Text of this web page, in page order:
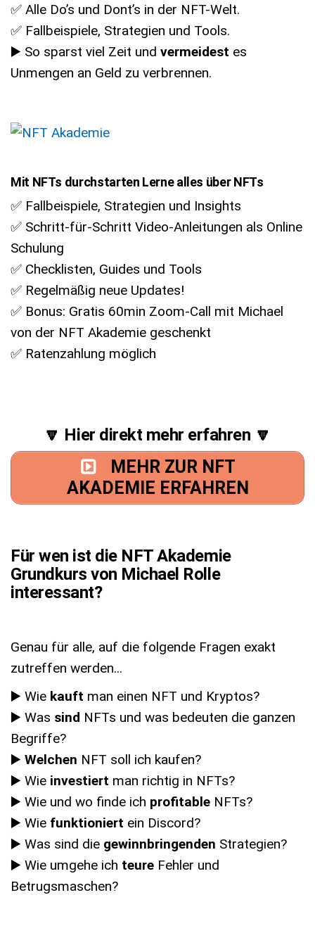
✅ Alle Do’s und Dont’s in der NFT-Welt.
✅ Fallbeispiele, Strategien und Tools.
▶️ So sparst viel Zeit und vermeidest es
Unmengen an Geld zu verbrennen.
Mit NFTs durchstarten Lerne alles über NFTs
✅ Fallbeispiele, Strategien und Insights
✅ Schritt-für-Schritt Video-Anleitungen als Online
Schulung
✅ Checklisten, Guides und Tools
✅ Regelmäßig neue Updates!
✅ Bonus: Gratis 60min Zoom-Call mit Michael
von der NFT Akademie geschenkt
✅ Ratenzahlung möglich
🔽 Hier direkt mehr erfahren 🔽
MEHR ZUR NFT
AKADEMIE ERFAHREN
Für wen ist die NFT Akademie
Grundkurs von Michael Rolle
interessant?
Genau für alle, auf die folgende Fragen exakt
zutreffen werden...
▶️ Wie kauft man einen NFT und Kryptos?
▶️ Was sind NFTs und was bedeuten die ganzen
Begriffe?
▶️ Welchen NFT soll ich kaufen?
▶️ Wie investiert man richtig in NFTs?
▶️ Wie und wo finde ich profitable NFTs?
▶️ Wie funktioniert ein Discord?
▶️ Was sind die gewinnbringenden Strategien?
▶️ Wie umgehe ich teure Fehler und
Betrugsmaschen?